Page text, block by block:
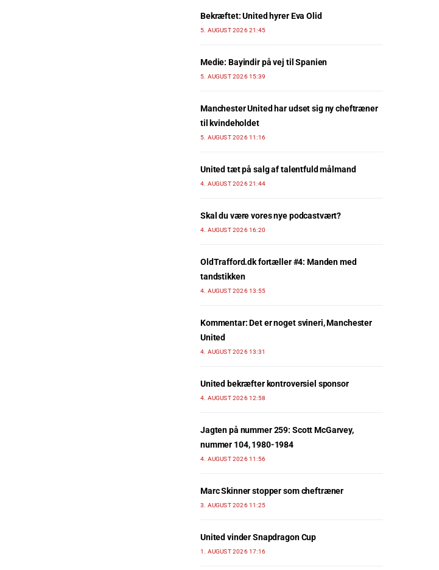
Bekræftet: United hyrer Eva Olid
5. AUGUST 2026 21:45
Medie: Bayindir på vej til Spanien
5. AUGUST 2026 15:39
Manchester United har udset sig ny cheftræner
til kvindeholdet
5. AUGUST 2026 11:16
United tæt på salg af talentfuld målmand
4. AUGUST 2026 21:44
Skal du være vores nye podcastvært?
4. AUGUST 2026 16:20
OldTrafford.dk fortæller #4: Manden med
tandstikken
4. AUGUST 2026 13:55
Kommentar: Det er noget svineri, Manchester
United
4. AUGUST 2026 13:31
United bekræfter kontroversiel sponsor
4. AUGUST 2026 12:58
Jagten på nummer 259: Scott McGarvey,
nummer 104, 1980-1984
4. AUGUST 2026 11:56
Marc Skinner stopper som cheftræner
3. AUGUST 2026 11:25
United vinder Snapdragon Cup
1. AUGUST 2026 17:16